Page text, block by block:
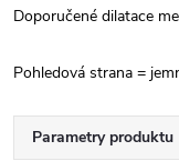
Doporučené dilatace
Pohledová strana =
Parametry produktu